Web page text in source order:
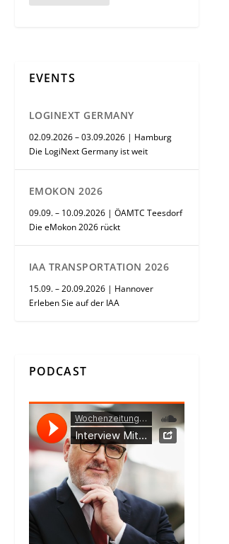
EVENTS
LOGINEXT GERMANY
02.09.2026 – 03.09.2026 | Hamburg
Die LogiNext Germany ist weit
EMOKON 2026
09.09. – 10.09.2026 | ÖAMTC Teesdorf
Die eMokon 2026 rückt
IAA TRANSPORTATION 2026
15.09. – 20.09.2026 | Hannover
Erleben Sie auf der IAA
PODCAST